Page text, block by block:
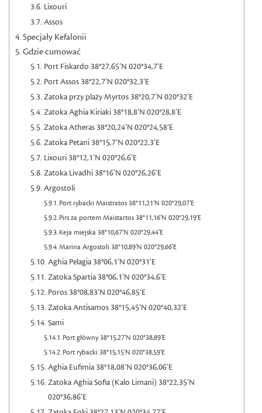
Lixouri
Assos
Specjały Kefalonii
Gdzie cumować
Port Fiskardo 38°27,65’N 020°34,7’E
Port Assos 38°22,7’N 020°32,3’E
Zatoka przy plaży Myrtos 38°20,7’N 020°32’E
Zatoka Aghia Kiriaki 38°18,8’N 020°28,8’E
Zatoka Atheras 38°20,24’N 020°24,58’E
Zatoka Petani 38°15,7’N 020°22,3’E
Lixouri 38°12,1’N 020°26,6’E
Zatoka Livadhi 38°16’N 020°26,26’E
Argostoli
Port rybacki Maistratos 38°11,21’N 020°29,07’E
Pirs za portem Maistartos 38°11,16’N 020°29,19’E
Keja miejska 38°10,67’N 020°29,44’E
Marina Argostoli 38°10,89’N 020°29,66’E
Aghia Pelagia 38°06,1’N 020°31’E
Zatoka Spartia 38°06,1’N 020°34,6’E
Poros 38°08,83’N 020°46,85’E
Zatoka Antisamos 38°15,45’N 020°40,32’E
Sami
Port główny 38°15,27’N 020°38,89’E
Port rybacki 38°15,15’N 020°38,59’E
Aghia Eufimia 38°18,08’N 020°36,06’E
Zatoka Aghia Sofia (Kalo Limani) 38°22,35’N
020°36,86’E